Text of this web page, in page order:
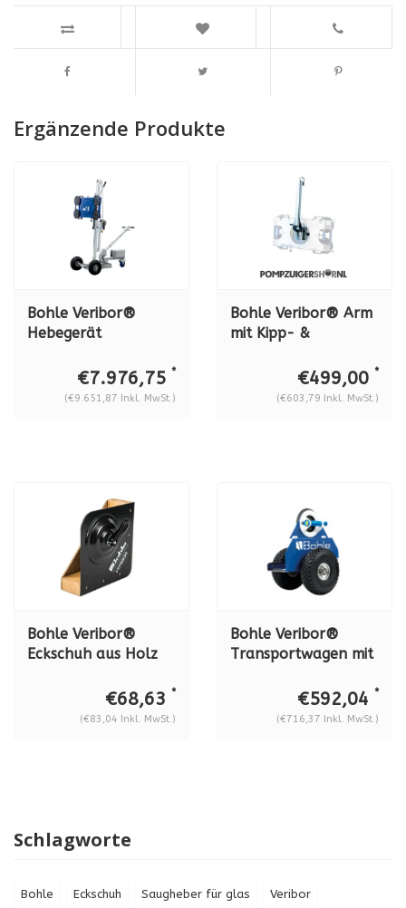
Ergänzende Produkte
Bohle Veribor®
Hebegerät
€7.976,75 *
(€9.651,87 Inkl. MwSt.)
Bohle Veribor® Arm
mit Kipp- &
Hebeanlage B18DM4
€499,00 *
(€603,79 Inkl. MwSt.)
Bohle Veribor®
Eckschuh aus Holz
€68,63 *
(€83,04 Inkl. MwSt.)
Bohle Veribor®
Transportwagen mit
Saugheber BO 680.0
€592,04 *
(€716,37 Inkl. MwSt.)
Schlagworte
Bohle Eckschuh Saugheber für glas Veribor